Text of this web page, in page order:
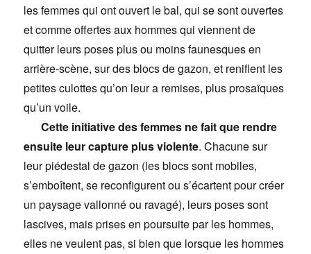
les femmes qui ont ouvert le bal, qui se sont ouvertes
et comme offertes aux hommes qui viennent de
quitter leurs poses plus ou moins faunesques en
arrière-scène, sur des blocs de gazon, et reniflent les
petites culottes qu’on leur a remises, plus prosaïques
qu’un voile.
Cette initiative des femmes ne fait que rendre
ensuite leur capture plus violente. Chacune sur
leur piédestal de gazon (les blocs sont mobiles,
s’emboîtent, se reconfigurent ou s’écartent pour créer
un paysage vallonné ou ravagé), leurs poses sont
lascives, mais prises en poursuite par les hommes,
elles ne veulent pas, si bien que lorsque les hommes